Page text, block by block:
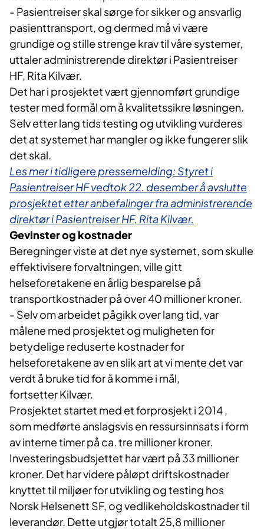
- Pasientreiser skal sørge for sikker og ansvarlig
pasienttransport, og dermed må vi være
grundige og stille strenge krav til våre systemer,
uttaler administrerende direktør i Pasientreiser
HF, Rita Kilvær.
Det har i prosjektet vært gjennomført grundige
tester med formål om å kvalitetssikre løsningen.
Selv etter lang tids testing og utvikling vurderes
det at systemet har mangler og ikke fungerer slik
det skal.
Les mer i tidligere pressemelding: Styret i
Pasientreiser HF vedtok 22. desember å avslutte
prosjektet etter anbefalinger fra administrerende
direktør i Pasientreiser HF, Rita Kilvær.
Gevinster og kostnader
Beregninger viste at det nye systemet, som skulle
effektivisere forvaltningen, ville gitt
helseforetakene en årlig besparelse på
transportkostnader på over 40 millioner kroner.
- Selv om arbeidet pågikk over lang tid, var
målene med prosjektet og muligheten for
betydelige reduserte kostnader for
helseforetakene av en slik art at vi mente det var
verdt å bruke tid for å komme i mål,
fortsetter Kilvær.
Prosjektet startet med et forprosjekt i 2014 ,
som medførte anslagsvis en ressursinnsats i form
av interne timer på ca. tre millioner kroner.​
Investeringsbudsjettet har vært på 33 millioner
kroner. Det har videre påløpt driftskostnader
knyttet til miljøer for utvikling og testing hos
Norsk Helsenett SF, og vedlikeholdskostnader til
leverandør. Dette utgjør totalt 25,8 millioner